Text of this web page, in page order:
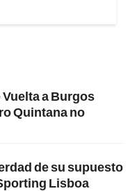
a Burgos
Quintana no
de su supuesto
Lisboa